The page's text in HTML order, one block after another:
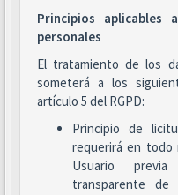
Principios
personales
El tratamiento de los
someterá a los
artículo 5 del RGPD:
Principio de
requerirá en todo
Usuario previa
transparente